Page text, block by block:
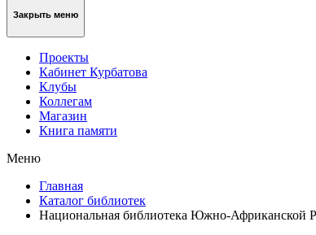
Закрыть меню
Проекты
Кабинет Курбатова
Клубы
Коллегам
Магазин
Книга памяти
Меню
Главная
Каталог библиотек
Национальная библиотека Южно-Африканской